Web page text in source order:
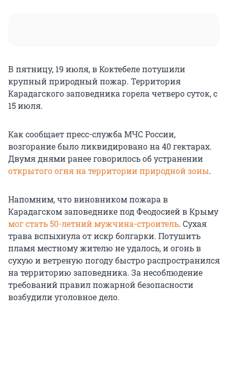
В пятницу, 19 июля, в Коктебеле потушили
крупный природный пожар. Территория
Карадагского заповедника горела четверо суток, с
15 июля.
Как сообщает пресс-служба МЧС России,
возгорание было ликвидировано на 40 гектарах.
Двумя днями ранее говорилось об устранении
открытого огня на территории природной зоны.
Напомним, что виновником пожара в
Карадагском заповеднике под Феодосией в Крыму
мог стать 50-летний мужчина-строитель. Сухая
трава вспыхнула от искр болгарки. Потушить
пламя местному жителю не удалось, и огонь в
сухую и ветреную погоду быстро распространился
на территорию заповедника. За несоблюдение
требований правил пожарной безопасности
возбудили уголовное дело.